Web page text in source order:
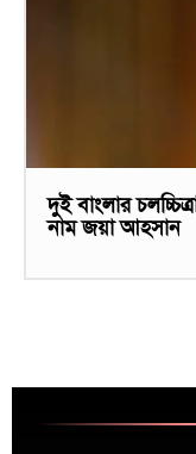
দুই বাংলার
নাম জয়া আহসান